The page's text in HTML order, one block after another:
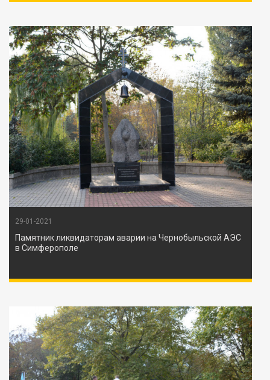
29-01-2021
Памятник ликвидаторам аварии на Чернобыльской АЭС
в Симферополе